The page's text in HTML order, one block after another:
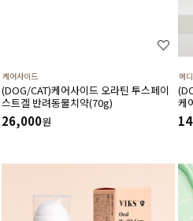
케어사이드
(DOG/CAT)케어사이드 오라틴 투스페이
스트겔 반려동물치약(70g)
26,000원
메
케
화
화